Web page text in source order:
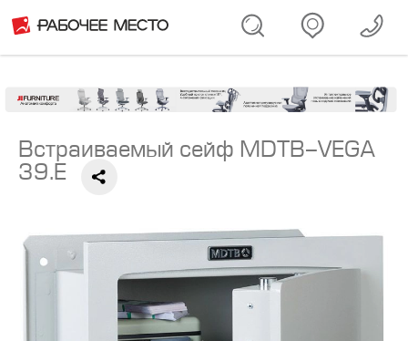
Встраиваемый сейф MDTB-VEGA
39.E